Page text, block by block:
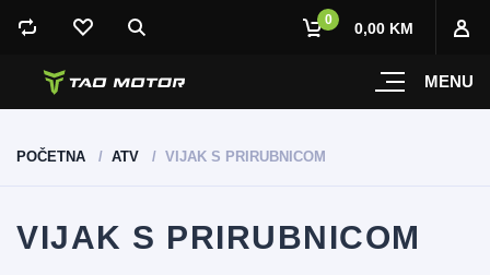
MENU
0 0,00 KM
POČETNA ATV VIJAK S PRIRUBNICOM
VIJAK S PRIRUBNICOM